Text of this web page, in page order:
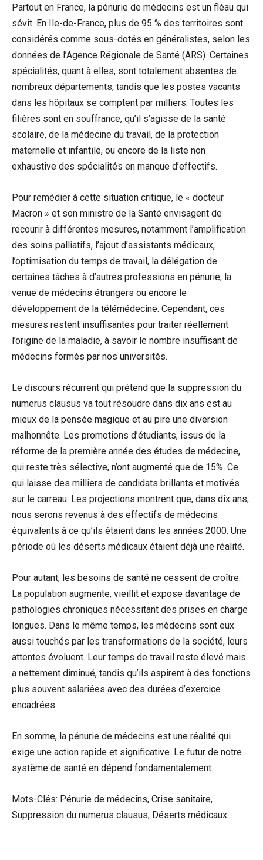
Partout en France, la pénurie de médecins est un fléau qui
sévit. En Ile-de-France, plus de 95 % des territoires sont
considérés comme sous-dotés en généralistes, selon les
données de l’Agence Régionale de Santé (ARS). Certaines
spécialités, quant à elles, sont totalement absentes de
nombreux départements, tandis que les postes vacants
dans les hôpitaux se comptent par milliers. Toutes les
filières sont en souffrance, qu’il s’agisse de la santé
scolaire, de la médecine du travail, de la protection
maternelle et infantile, ou encore de la liste non
exhaustive des spécialités en manque d’effectifs.
Pour remédier à cette situation critique, le « docteur
Macron » et son ministre de la Santé envisagent de
recourir à différentes mesures, notamment l’amplification
des soins palliatifs, l’ajout d’assistants médicaux,
l’optimisation du temps de travail, la délégation de
certaines tâches à d’autres professions en pénurie, la
venue de médecins étrangers ou encore le
développement de la télémédecine. Cependant, ces
mesures restent insuffisantes pour traiter réellement
l’origine de la maladie, à savoir le nombre insuffisant de
médecins formés par nos universités.
Le discours récurrent qui prétend que la suppression du
numerus clausus va tout résoudre dans dix ans est au
mieux de la pensée magique et au pire une diversion
malhonnête. Les promotions d’étudiants, issus de la
réforme de la première année des études de médecine,
qui reste très sélective, n’ont augmenté que de 15%. Ce
qui laisse des milliers de candidats brillants et motivés
sur le carreau. Les projections montrent que, dans dix ans,
nous serons revenus à des effectifs de médecins
équivalents à ce qu’ils étaient dans les années 2000. Une
période où les déserts médicaux étaient déjà une réalité.
Pour autant, les besoins de santé ne cessent de croître.
La population augmente, vieillit et expose davantage de
pathologies chroniques nécessitant des prises en charge
longues. Dans le même temps, les médecins sont eux
aussi touchés par les transformations de la société, leurs
attentes évoluent. Leur temps de travail reste élevé mais
a nettement diminué, tandis qu’ils aspirent à des fonctions
plus souvent salariées avec des durées d’exercice
encadrées.
En somme, la pénurie de médecins est une réalité qui
exige une action rapide et significative. Le futur de notre
système de santé en dépend fondamentalement.
Mots-Clés: Pénurie de médecins, Crise sanitaire,
Suppression du numerus clausus, Déserts médicaux.